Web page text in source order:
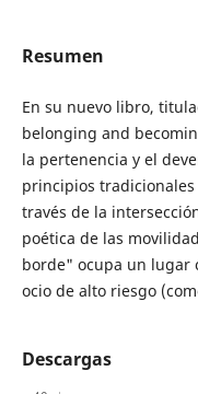
Resumen
En su nuevo libro,
belonging and
la pertenencia y el
principios
través de la
poética de las
borde" ocupa un lugar
ocio de alto riesgo
Descargas